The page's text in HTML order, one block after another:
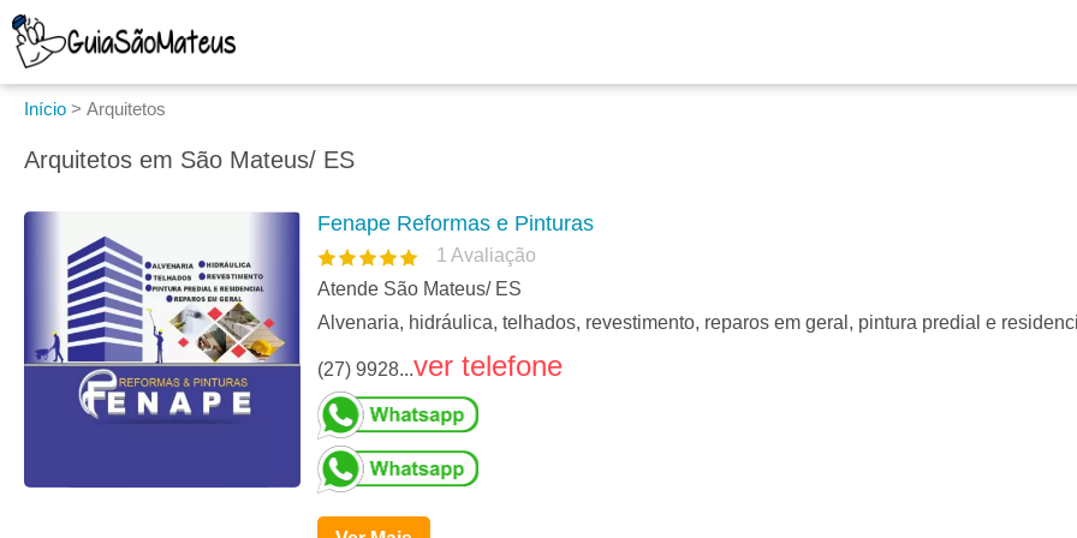
Início > Arquitetos
Arquitetos em São Mateus/ ES
Fenape Reformas e Pinturas
1 Avaliação
Atende São Mateus/ ES
Alvenaria, hidráulica, telhados, revestimento, reparos em geral, pintura predial e
(27) 9928...ver telefone